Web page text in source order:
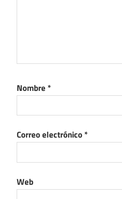
Nombre *
Correo electrónico*
Web